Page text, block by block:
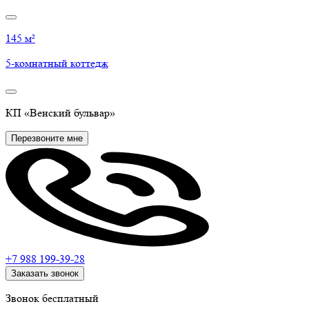
145 м²
5-комнатный коттедж
КП «Венский бульвар»
Перезвоните мне
+7 988 199-39-28
Заказать звонок
Звонок бесплатный